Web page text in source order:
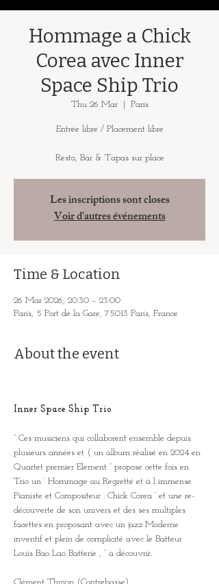
Hommage a Chick
Corea avec Inner
Space Ship Trio
Thu 26 Mar
  |
Paris
Entrée libre / Placement libre
Resto, Bar & Tapas sur place
Les inscriptions sont closes
Voir d'autres événements
Time & Location
26 Mar 2026, 20:30 – 23:00
Paris, 5 Port de la Gare, 75013 Paris, France
About the event
Inner Space Ship Trio
” Ces musiciens qui collaborent ensemble depuis
plusieurs années et ( un album réalisé en 2024 en
Quartet premier Element ” propose cette fois en
Trio un ‘ Hommage au Regretté et à l immense
Pianiste et Compositeur : Chick Corea ‘ et une re-
découverte de son univers et des ses multiples
facettes en proposant avec un jazz Moderne
inventif et plein de complicité avec le Batteur
Louis Bao Lao Batterie , “ à découvrir.